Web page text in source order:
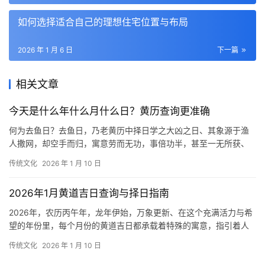
如何选择适合自己的理想住宅位置与布局
下一篇
2026 年 1 月 6 日
相关文章
今天是什么年什么月什么日？黄历查询更准确
何为去鱼日？去鱼日，乃老黄历中择日学之大凶之日、其象源于渔
人撒网，却空手而归，寓意劳而无功，事倍功半，甚至一无所获、
传统文化 2026 年 1 月 10 日
2026年1月黄道吉日查询与择日指南
2026年，农历丙午年，龙年伊始，万象更新、在这个充满活力与希
望的年份里，每个月份的黄道吉日都承载着特殊的寓意，指引着人
传统文化 2026 年 1 月 10 日